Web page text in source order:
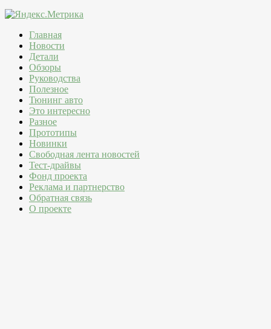
Главная
Новости
Детали
Обзоры
Руководства
Полезное
Тюнинг авто
Это интересно
Разное
Прототипы
Новинки
Свободная лента новостей
Тест-драйвы
Фонд проекта
Реклама и партнерство
Обратная связь
О проекте